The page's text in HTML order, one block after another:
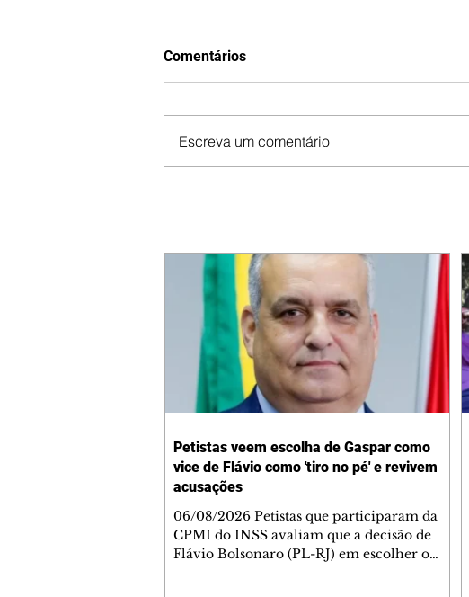
Comentários
Escreva um comentário
Petistas veem escolha de Gaspar como
vice de Flávio como 'tiro no pé' e revivem
acusações
06/08/2026 Petistas que participaram da
CPMI do INSS avaliam que a decisão de
Flávio Bolsonaro (PL-RJ) em escolher o